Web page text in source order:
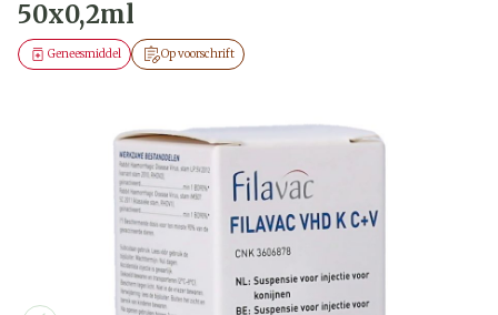
50x0,2ml
Op voorschrift
Geneesmiddel